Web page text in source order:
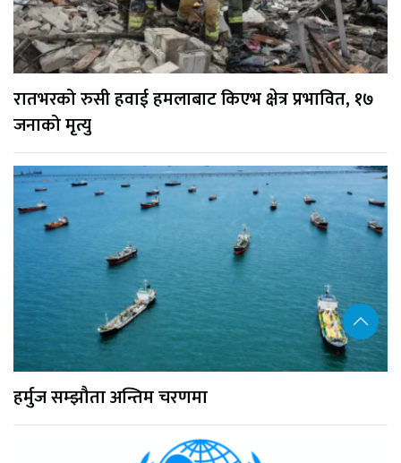
रातभरको रुसी हवाई हमलाबाट किएभ क्षेत्र प्रभावित, १७
जनाको मृत्यु
हर्मुज सम्झौता अन्तिम चरणमा